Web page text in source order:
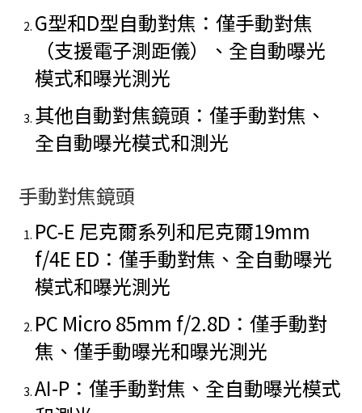
G型和D型自動對焦：僅手動對焦
（支援電子測距儀）、全自動曝光
模式和曝光測光
其他自動對焦鏡頭：僅手動對焦、
全自動曝光模式和測光
手動對焦鏡頭
PC-E 尼克爾系列和尼克爾19mm
f/4E ED：僅手動對焦、全自動曝光
模式和曝光測光
PC Micro 85mm f/2.8D：僅手動對
焦、僅手動曝光和曝光測光
AI-P：僅手動對焦、全自動曝光模式